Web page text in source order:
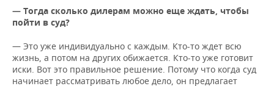
— Тогда сколько дилерам можно еще ждать, чтобы
пойти в суд?
— Это уже индивидуально с каждым. Кто-то ждет всю
жизнь, а потом на других обижается. Кто-то уже готовит
иски. Вот это правильное решение. Потому что когда суд
начинает рассматривать любое дело, он предлагает